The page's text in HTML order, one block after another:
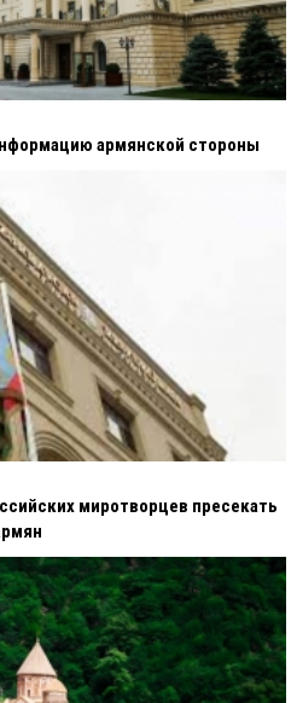
армянской стороны
миротворцев пресекать